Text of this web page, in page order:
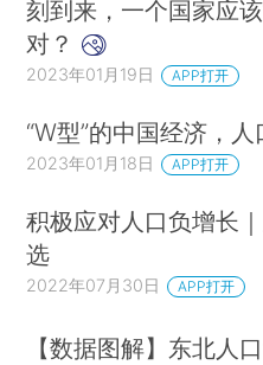
刻到来，一个国家应
对？
2023年01月19日 APP打开
“W型”的中国经济，
2023年01月18日 APP打开
积极应对人口负增长
选
2022年07月30日 APP打开
【数据图解】东北人